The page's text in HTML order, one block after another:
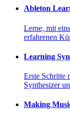
Ableton
Lerne, mit
erfahrenen
Learning
Erste Schritte
Synthesizer
Making